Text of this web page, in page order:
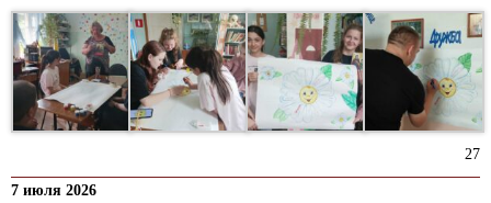
27
7 июля 2026